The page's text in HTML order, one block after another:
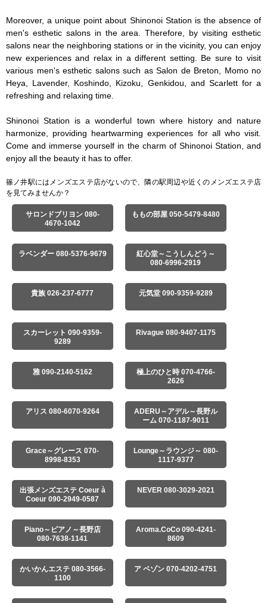
Moreover, a unique point about Shinonoi Station is the absence of
men's esthetic salons in the area. Therefore, by visiting esthetic
salons near the neighboring stations or in the vicinity, you can enjoy
new experiences and relax in a different setting. Be sure to visit
various men's esthetic salons such as Salon de Breton, Momo no
Heya, Lavender, Koshindo, Kizoku, Genkidou, and Scarlett for a
refreshing and relaxing time.
Shinonoi Station is a wonderful town where history and nature
harmonize, providing heartwarming experiences for all who visit.
Come and immerse yourself in the charm of Shinonoi Station, and
enjoy all the beauty it has to offer.
篠ノ井駅にはメンズエステ店がないので、隣の駅周辺や近くのメンズエステ店
を見てみませんか？
サロンドブリヨン 080-
4670-1042
ももの部屋 050-5479-8480
ラベンダー 080-5376-9679
紅心堂～こうしんどう～
080-6996-2919
貴族 026-237-6777 元気堂 090-9359-9289
スカーレット 090-9359-
9289
Rivague 080-9407-1175
雅 090-2140-5162
極上のひと時 070-4766-
2626
アリス 080-6070-9264
ADERU～アデル～長野ル
ーム 070-1187-9011
Grace～グレース 070-
8998-8353
Lounge～ラウンジ～ 080-
1117-9377
出張メンズエステ Coeur à
Coeur 090-2949-0587
NEVER 080-3029-2021
Piano～ピアノ～長野店
080-7638-1141
Aroma.CoCo 090-4241-
8609
かいかんエステ 080-3566-
1100
ア ペゾン 070-4202-4751